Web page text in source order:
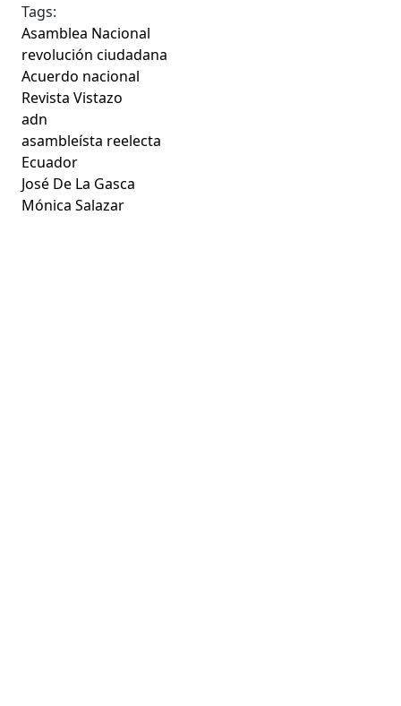
Tags:
Asamblea Nacional
revolución ciudadana
Acuerdo nacional
Revista Vistazo
adn
asambleísta reelecta
Ecuador
José De La Gasca
Mónica Salazar